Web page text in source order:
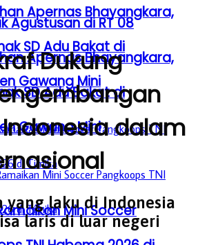
Apernas Bhayangkara,
SD Adu Bakat di
Gawang Mini
Mini Soccer
Agustusan di RT 08
Apernas Bhayangkara,
SD Adu Bakat di
Gawang Mini
Dukung
dalam
yang laku di Indonesia
laris di luar negeri